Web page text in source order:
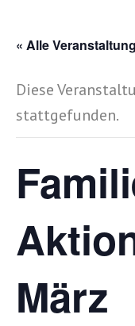
« Alle
Diese
stattgefunden.
März